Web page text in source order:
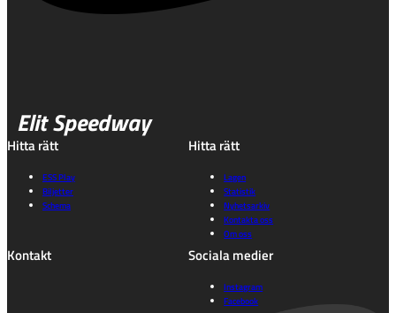
Elit Speedway
Hitta rätt
ESS Play
Biljetter
Schema
Hitta rätt
Lagen
Statistik
Nyhetsarkiv
Kontakta oss
Om oss
Kontakt Sociala medier
Instagram
Facebook